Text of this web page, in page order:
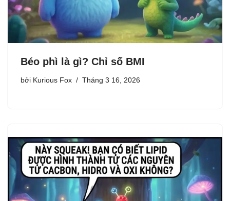
Béo phì là gì? Chỉ số BMI
bởi Kurious Fox Tháng 3 16, 2026